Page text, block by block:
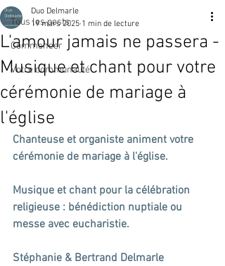
Tous les posts
Commencer
Votre communauté
L'amour jamais ne passera -
Musique et chant pour votre
cérémonie de mariage à
l'église
Duo Delmarle
19 mars 2025 1 min de lecture
Chanteuse et organiste animent votre
cérémonie de mariage à l'église.
Musique et chant pour la célébration
religieuse : bénédiction nuptiale ou
messe avec eucharistie.
Stéphanie & Bertrand Delmarle